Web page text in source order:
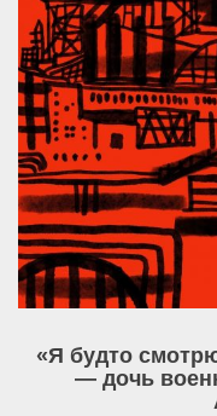
«Я будто
— дочь